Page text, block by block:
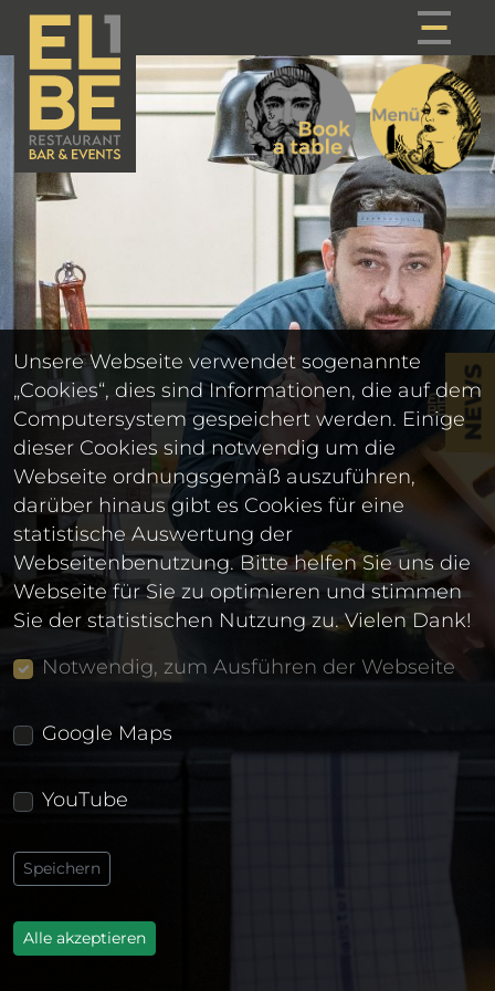
NEWS
Unsere Webseite verwendet sogenannte
„Cookies“, dies sind Informationen, die auf dem
Computersystem gespeichert werden. Einige
dieser Cookies sind notwendig um die
Webseite ordnungsgemäß auszuführen,
darüber hinaus gibt es Cookies für eine
statistische Auswertung der
Webseitenbenutzung. Bitte helfen Sie uns die
Webseite für Sie zu optimieren und stimmen
Sie der statistischen Nutzung zu. Vielen Dank!
Notwendig, zum Ausführen der Webseite
Google Maps
YouTube